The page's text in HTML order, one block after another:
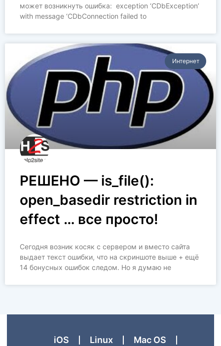
может возникнуть ошибка: exception ‘CDbException’
with message ‘CDbConnection failed to
Интернет
РЕШЕНО — is_file():
open_basedir restriction in
effect … все просто!
Сегодня возник косяк с сервером и вместо сайта
выдает текст ошибки, что на скриншоте выше + ещё
14 бонусных ошибок следом. Но я думаю не
iOS Linux Mac OS